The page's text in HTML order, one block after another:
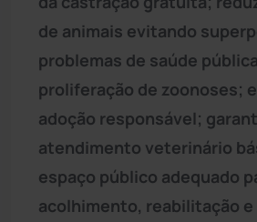
de animais evitando
problemas de saúde
proliferação de zoonoses;
adoção responsável;
atendimento veterinário
espaço público adequado
acolhimento, reabilitação e